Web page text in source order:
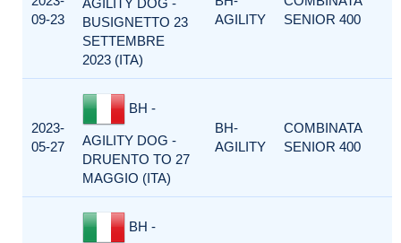
09-23
AGILITY DOG -
BUSIGNETTO 23
SETTEMBRE
2023 (ITA)
AGILITY
SENIOR 400
2023-
05-27
BH -
AGILITY DOG -
DRUENTO TO 27
MAGGIO (ITA)
BH-
AGILITY
COMBINATA
SENIOR 400
BH -